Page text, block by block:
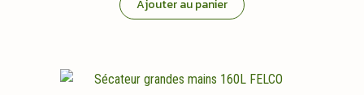
Ajouter au panier